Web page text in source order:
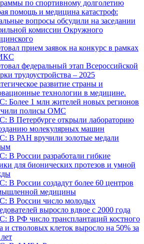
по спортивному долголетию
помощь и медицина катастроф:
вопросы обсудили на заседании
комиссии Окружного
прием заявок на конкурс в рамках
федеральный этап Всероссийской
трудоустройства – 2025
развитие страны и
технологии в медицине.
Более 1 млн жителей новых регионов
полисы ОМС
В Петербурге открыли лабораторию
молекулярных машин
В РАН вручили золотые медали
В России разработали гибкие
для бионических протезов и умной
В России создадут более 60 центров
медицины
В России число молодых
выросло вдвое с 2000 года
В РФ число трансплантаций костного
и стволовых клеток выросло на 50% за